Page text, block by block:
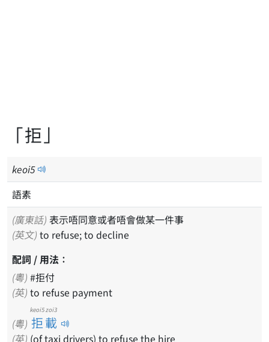
「拒」
keoi5
語素
(廣東話) 表示唔同意或者唔會做某一件事
(英文) to refuse; to decline
配詞 / 用法：
(粵) #拒付
(英) to refuse payment
(粵) 拒載
keoi5 zoi3
(英) (of taxi drivers) to refuse the hire